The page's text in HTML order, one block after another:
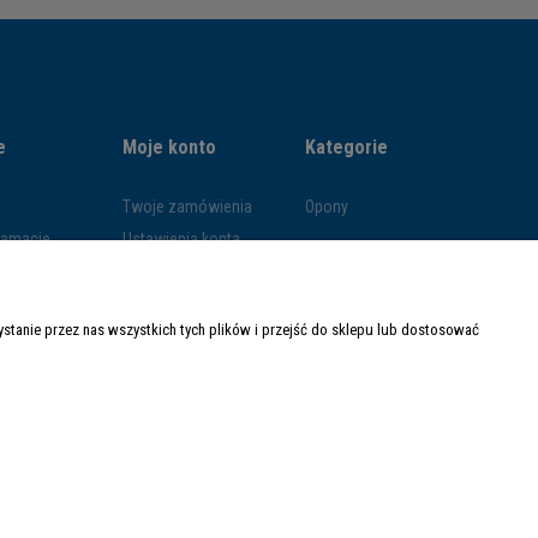
dostawy
Moje konto
Twoje zamówienia
Ustawienia konta
Kategorie
Opony
przez nas wszystkich tych plików i przejść do sklepu lub dostosować